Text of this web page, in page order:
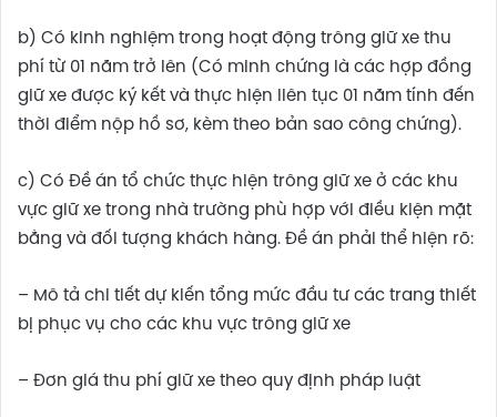
b) Có kinh nghiệm trong hoạt động trông giữ xe thu
phí từ 01 năm trở lên (Có minh chứng là các hợp đồng
giữ xe được ký kết và thực hiện liên tục 01 năm tính đến
thời điểm nộp hồ sơ, kèm theo bản sao công chứng).
c) Có Đề án tổ chức thực hiện trông giữ xe ở các khu
vực giữ xe trong nhà trường phù hợp với điều kiện mặt
bằng và đối tượng khách hàng. Đề án phải thể hiện rõ:
– Mô tả chi tiết dự kiến tổng mức đầu tư các trang thiết
bị phục vụ cho các khu vực trông giữ xe
– Đơn giá thu phí giữ xe theo quy định pháp luật